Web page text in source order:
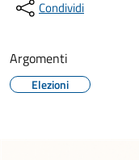
Condividi
Argomenti
Elezioni